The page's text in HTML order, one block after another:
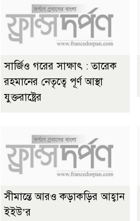
সার্জিও গরের সাক্ষাৎ : তারেক
রহমানের নেতৃত্বে পূর্ণ আস্থা
যুক্তরাষ্ট্রের
সীমান্তে আরও কড়াকড়ির আহ্বান
ইইউ’র